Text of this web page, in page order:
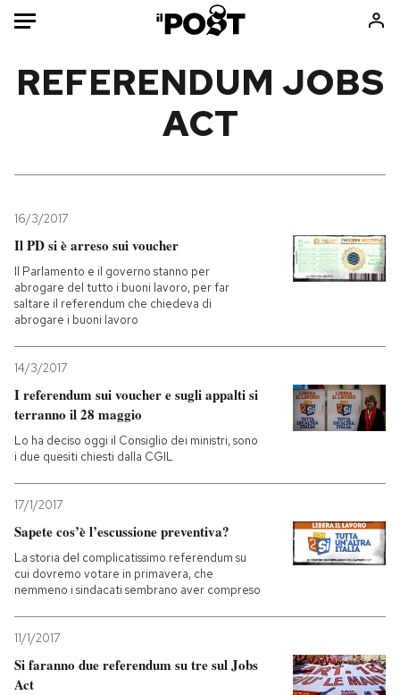
Mondo
Tecnologia
Internet
Scienza
Cultura
Libri
Ok Boomer!
PODCAST
I MIEI PREFERITI
SHOP
CALENDARIO
REFERENDUM JOBS
ACT
16/3/2017
Il PD si è arreso sui voucher
Il Parlamento e il governo stanno per
abrogare del tutto i buoni lavoro, per far
saltare il referendum che chiedeva di
abrogare i buoni lavoro
14/3/2017
I referendum sui voucher e sugli appalti si
terranno il 28 maggio
Lo ha deciso oggi il Consiglio dei ministri, sono
i due quesiti chiesti dalla CGIL
17/1/2017
Sapete cos’è l’escussione preventiva?
La storia del complicatissimo referendum su
cui dovremo votare in primavera, che
nemmeno i sindacati sembrano aver compreso
11/1/2017
Si faranno due referendum su tre sul Jobs
Act